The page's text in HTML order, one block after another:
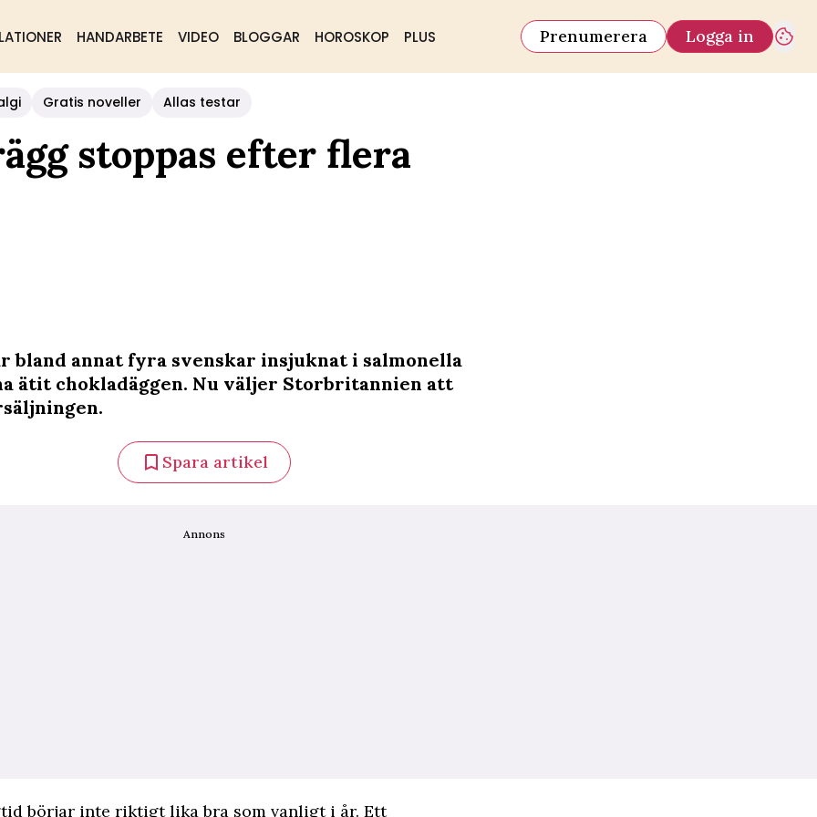
HANDARBETE VIDEO BLOGGAR HOROSKOP PLUS Prenumerera Logga in
Gratis noveller Allas testar
stoppas efter flera
bland annat fyra svenskar insjuknat i salmonella
ätit chokladäggen. Nu väljer Storbritannien att
Spara artikel
Annons
börjar inte riktigt lika bra som vanligt i år. Ett